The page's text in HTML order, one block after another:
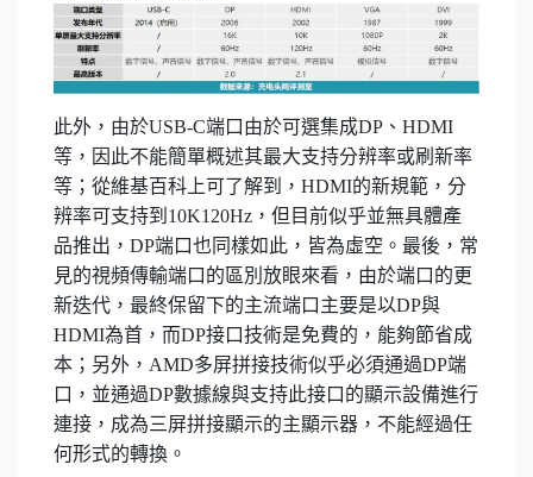
此外，由於USB-C端口由於可選集成DP、HDMI
等，因此不能簡單概述其最大支持分辨率或刷新率
等；從維基百科上可了解到，HDMI的新規範，分
辨率可支持到10K120Hz，但目前似乎並無具體產
品推出，DP端口也同樣如此，皆為虛空。最後，常
見的視頻傳輸端口的區別放眼來看，由於端口的更
新迭代，最終保留下的主流端口主要是以DP與
HDMI為首，而DP接口技術是免費的，能夠節省成
本；另外，AMD多屏拼接技術似乎必須通過DP端
口，並通過DP數據線與支持此接口的顯示設備進行
連接，成為三屏拼接顯示的主顯示器，不能經過任
何形式的轉換。